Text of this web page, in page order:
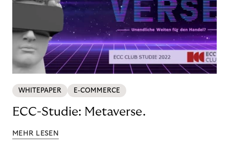
WHITEPAPER E-COMMERCE
ECC-Studie: Metaverse.
MEHR LESEN